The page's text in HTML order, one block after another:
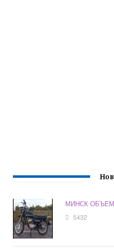
МИНСК ОБЪЕМ
5432